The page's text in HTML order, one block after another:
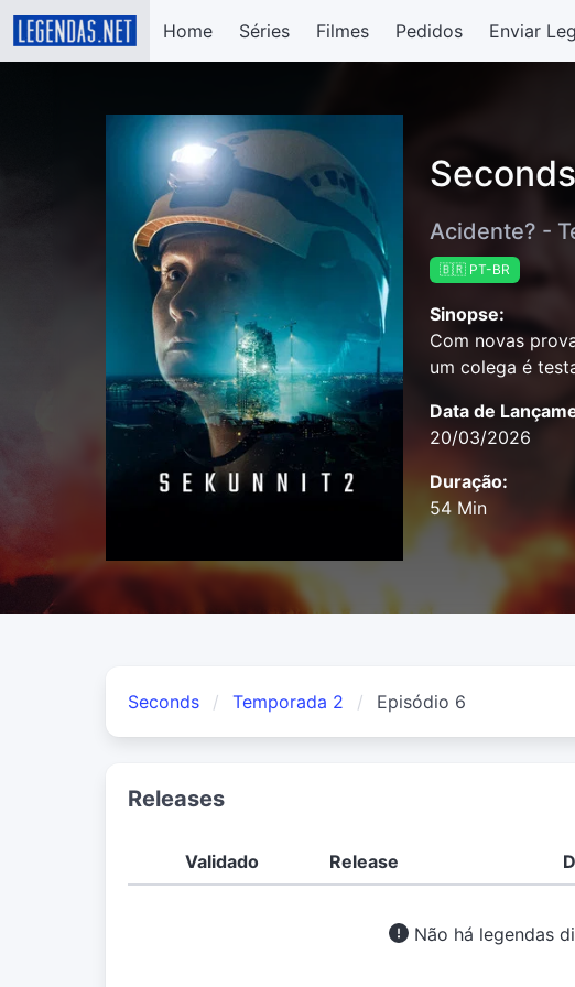
Home Séries Filmes Pedidos Enviar
Acidente? -
🇧🇷 PT-BR
Sinopse:
Com novas
um colega é
Data de
20/03/2026
Duração:
54 Min
Seconds Temporada 2 Episódio 6
Releases
Validado Release
Não há legendas